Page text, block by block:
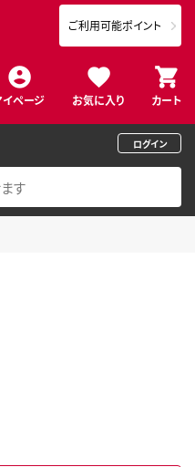
イページ お気に入り カート
ご利用可能ポイント
ログイン